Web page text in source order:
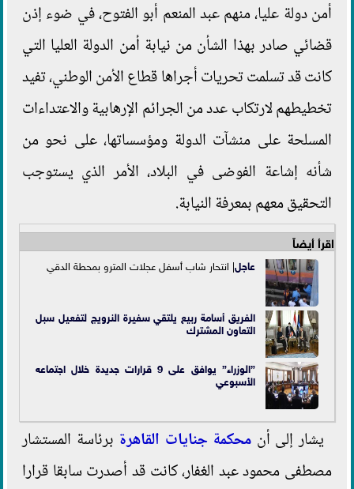
أمن دولة عليا، منهم عبد المنعم أبو الفتوح، في ضوء إذن
قضائي صادر بهذا الشأن من نيابة أمن الدولة العليا التي
كانت قد تسلمت تحريات أجراها قطاع الأمن الوطني، تفيد
تخطيطهم لارتكاب عدد من الجرائم الإرهابية والاعتداءات
المسلحة على منشآت الدولة ومؤسساتها، على نحو من
شأنه إشاعة الفوضى في البلاد، الأمر الذي يستوجب
التحقيق معهم بمعرفة النيابة.
اقرأ أيضاً
عاجل| انتحار شاب أسفل عجلات المترو بمحطة الدقي
الفريق أسامة ربيع يلتقي سفيرة النرويج لتفعيل سبل
التعاون المشترك
”الوزراء” يوافق على 9 قرارات جديدة خلال اجتماعه
الأسبوعي
يشار إلى أن محكمة جنايات القاهرة برئاسة المستشار
مصطفى محمود عبد الغفار، كانت قد أصدرت سابقا قرارا